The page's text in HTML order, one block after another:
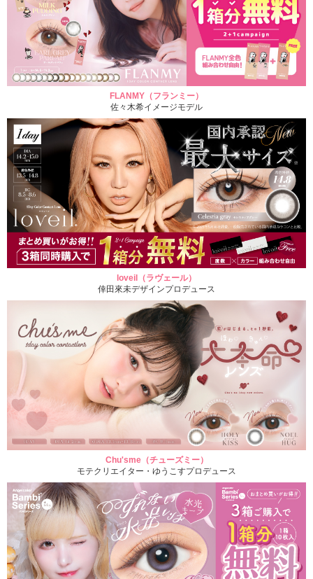
FLANMY（フランミー）
佐々木希イメージモデル
loveil（ラヴェール）
倖田來未デザインプロデュース
Chu'sme（チューズミー）
モテクリエイター・ゆうこすプロデュース